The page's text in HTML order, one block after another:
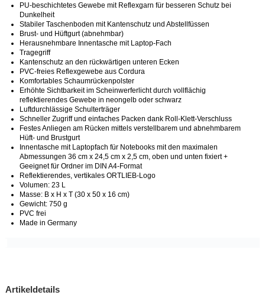
PU-beschichtetes Gewebe mit Reflexgarn für besseren Schutz bei
Dunkelheit
Stabiler Taschenboden mit Kantenschutz und Abstellfüssen
Brust- und Hüftgurt (abnehmbar)
Herausnehmbare Innentasche mit Laptop-Fach
Tragegriff
Kantenschutz an den rückwärtigen unteren Ecken
PVC-freies Reflexgewebe aus Cordura
Komfortables Schaumrückenpolster
Erhöhte Sichtbarkeit im Scheinwerferlicht durch vollflächig
reflektierendes Gewebe in neongelb oder schwarz
Luftdurchlässige Schulterträger
Schneller Zugriff und einfaches Packen dank Roll-Klett-Verschluss
Festes Anliegen am Rücken mittels verstellbarem und abnehmbarem
Hüft- und Brustgurt
Innentasche mit Laptopfach für Notebooks mit den maximalen
Abmessungen 36 cm x 24,5 cm x 2,5 cm, oben und unten fixiert +
Geeignet für Ordner im DIN A4-Format
Reflektierendes, vertikales ORTLIEB-Logo
Volumen: 23 L
Masse: B x H x T (30 x 50 x 16 cm)
Gewicht: 750 g
PVC frei
Made in Germany
Artikeldetails